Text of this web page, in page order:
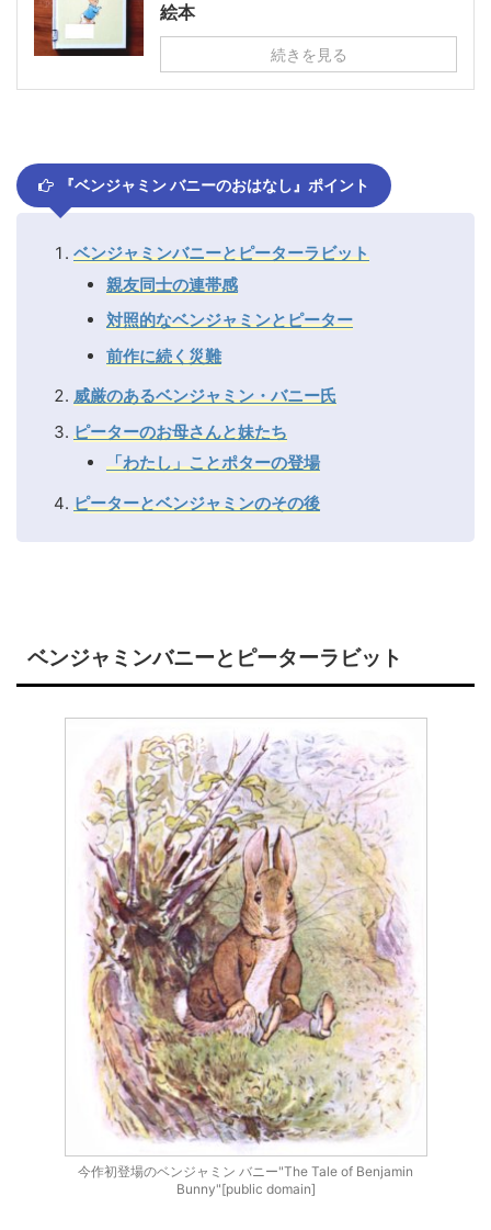
絵本
続きを見る
『ベンジャミン バニーのおはなし』ポイント
ベンジャミンバニーとピーターラビット
親友同士の連帯感
対照的なベンジャミンとピーター
前作に続く災難
威厳のあるベンジャミン・バニー氏
ピーターのお母さんと妹たち
「わたし」ことポターの登場
ピーターとベンジャミンのその後
ベンジャミンバニーとピーターラビット
今作初登場のベンジャミン バニー"The Tale of Benjamin
Bunny"[public domain]